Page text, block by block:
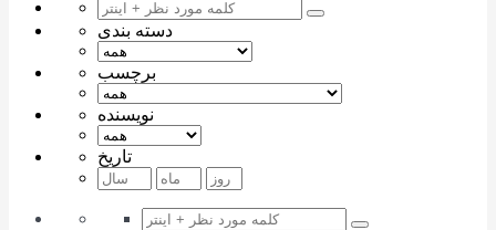
دسته بندی
برچسب
نویسنده
تاریخ